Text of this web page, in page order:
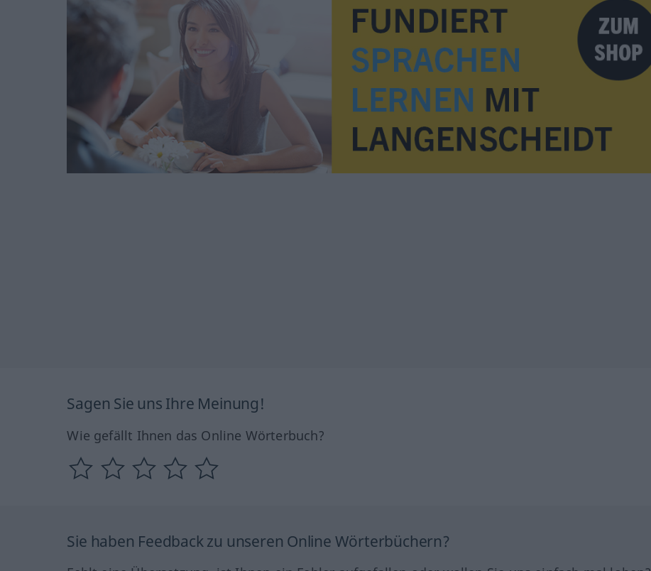
Sagen Sie uns Ihre Meinung!
Wie gefällt Ihnen das Online Wörterbuch?
Sie haben Feedback zu unseren Online Wörterbüchern?